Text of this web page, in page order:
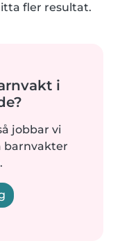
fler resultat.
i
jobbar vi
barnvakter